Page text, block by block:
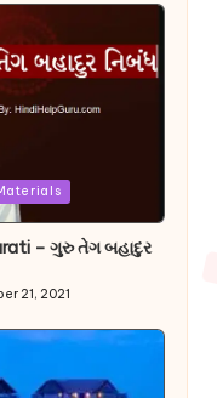
– ગુરુ તેગ બહાદુર
21, 2021